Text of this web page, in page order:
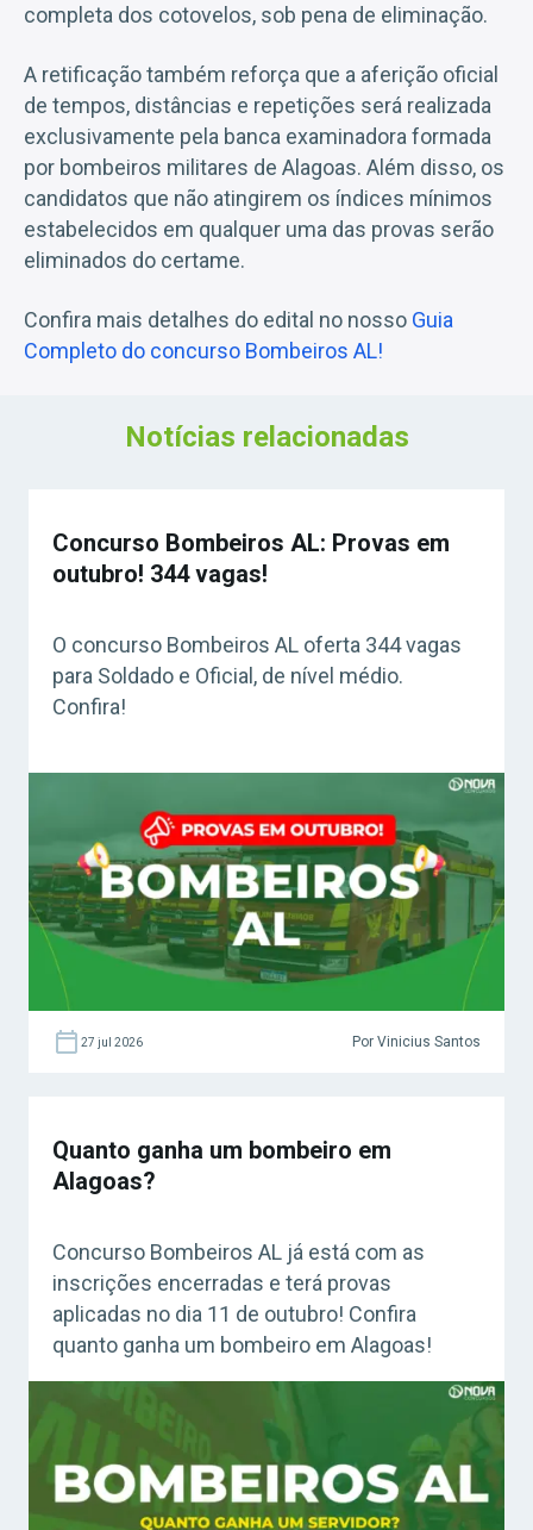
completa dos cotovelos, sob pena de eliminação.
A retificação também reforça que a aferição oficial
de tempos, distâncias e repetições será realizada
exclusivamente pela banca examinadora formada
por bombeiros militares de Alagoas. Além disso, os
candidatos que não atingirem os índices mínimos
estabelecidos em qualquer uma das provas serão
eliminados do certame.
Confira mais detalhes do edital no nosso Guia
Completo do concurso Bombeiros AL!
Notícias relacionadas
Concurso Bombeiros AL: Provas em
outubro! 344 vagas!
O concurso Bombeiros AL oferta 344 vagas
para Soldado e Oficial, de nível médio.
Confira!
27 jul 2026 Por Vinicius Santos
Quanto ganha um bombeiro em
Alagoas?
Concurso Bombeiros AL já está com as
inscrições encerradas e terá provas
aplicadas no dia 11 de outubro! Confira
quanto ganha um bombeiro em Alagoas!